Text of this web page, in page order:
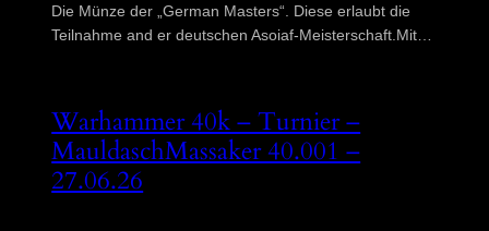
Die Münze der „German Masters“. Diese erlaubt die
Teilnahme and er deutschen Asoiaf-Meisterschaft.Mit…
Warhammer 40k – Turnier –
MauldaschMassaker 40.001 –
27.06.26